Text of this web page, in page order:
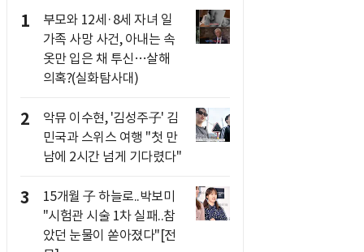
1
부모와 12세·8세 자녀 일
가족 사망 사건, 아내는 속
옷만 입은 채 투신…살해
의혹?(실화탐사대)
2
악뮤 이수현, '김성주子' 김
민국과 스위스 여행 "첫 만
남에 2시간 넘게 기다렸다"
3
15개월 子 하늘로..박보미
"시험관 시술 1차 실패..참
았던 눈물이 쏟아졌다"[전